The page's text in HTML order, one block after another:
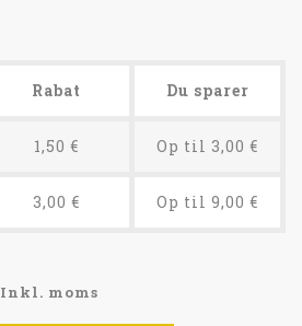
Rabat Du sparer
1,50 € Op til 3,00 €
3,00 € Op til 9,00 €
Inkl. moms